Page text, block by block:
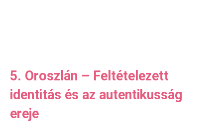
5. Oroszlán – Feltételezett
identitás és az autentikusság
ereje